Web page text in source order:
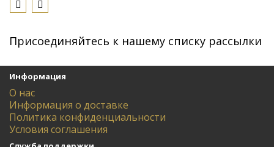
Присоединяйтесь к нашему списку рассылки
Информация
О нас
Информация о доставке
Политика конфиденциальности
Условия соглашения